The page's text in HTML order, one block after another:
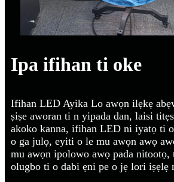
Ipa ifihan ti oke
Ifihan LED Ayika Lo awọn ilẹkẹ
ṣiṣe aworan ti n yipada dan, laisi
akoko kanna, ifihan LED ni iyatọ ti
o ga julọ, eyiti o le mu awọn awọ
mu awọn ipolowo awọ pada
olugbo ti o dabi ẹni pe o jẹ lori iṣẹlẹ